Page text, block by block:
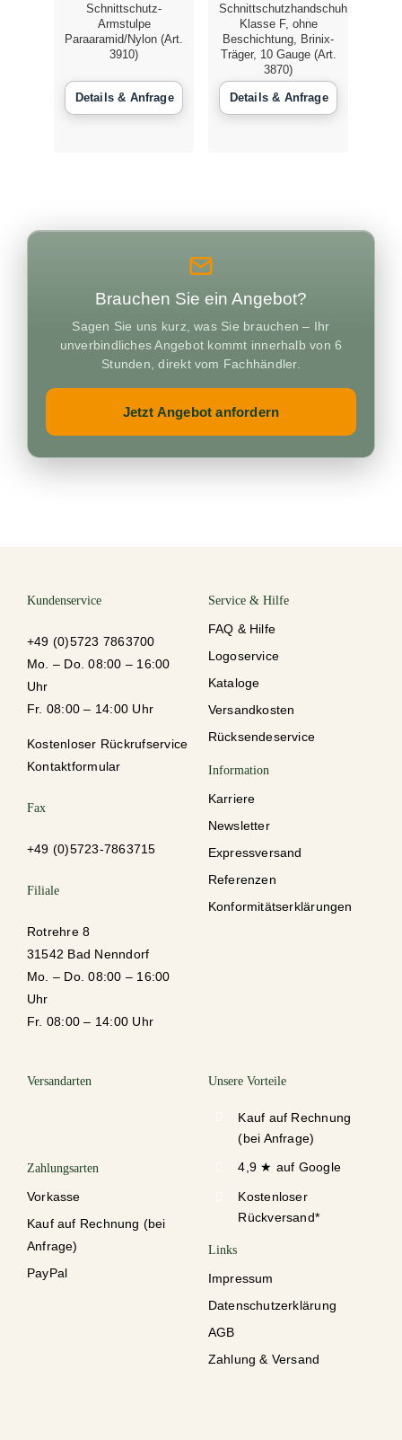
Schnittschutz-
Armstulpe
Paraaramid/Nylon (Art.
3910)
Schnittschutzhandschuh
Klasse F, ohne
Beschichtung, Brinix-
Träger, 10 Gauge (Art.
3870)
Brauchen Sie ein Angebot?
Sagen Sie uns kurz, was Sie brauchen – Ihr
unverbindliches Angebot kommt innerhalb von 6
Stunden, direkt vom Fachhändler.
Jetzt Angebot anfordern
Kundenservice
+49 (0)5723 7863700
Mo. – Do. 08:00 – 16:00
Uhr
Fr. 08:00 – 14:00 Uhr
Kostenloser Rückrufservice
Kontaktformular
Fax
+49 (0)5723-7863715
Filiale
Rotrehre 8
31542 Bad Nenndorf
Mo. – Do. 08:00 – 16:00
Uhr
Fr. 08:00 – 14:00 Uhr
Service & Hilfe
FAQ & Hilfe
Logoservice
Kataloge
Versandkosten
Rücksendeservice
Information
Karriere
Newsletter
Expressversand
Referenzen
Konformitätserklärungen
Versandarten
Zahlungsarten
Vorkasse
Kauf auf Rechnung (bei
Anfrage)
PayPal
Unsere Vorteile
Kauf auf Rechnung
(bei Anfrage)
4,9 ★ auf Google
Kostenloser
Rückversand*
Links
Impressum
Datenschutzerklärung
AGB
Zahlung & Versand